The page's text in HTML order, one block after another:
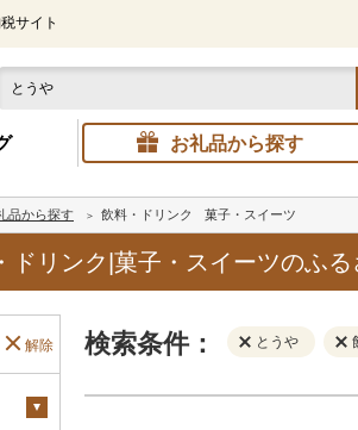
サイト
お礼品から探す
品から探す 飲料・ドリンク 菓子・スイーツ
ドリンク|菓子・スイーツのふ
解除 検索条件： とうや